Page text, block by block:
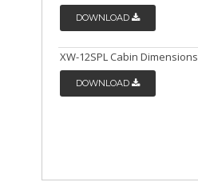
DOWNLOAD
XW-12SPL Cabin Dimensions
DOWNLOAD